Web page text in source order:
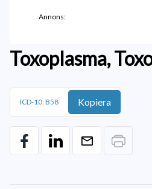
Annons:
Toxoplasma,
ICD-10: B58 Kopiera